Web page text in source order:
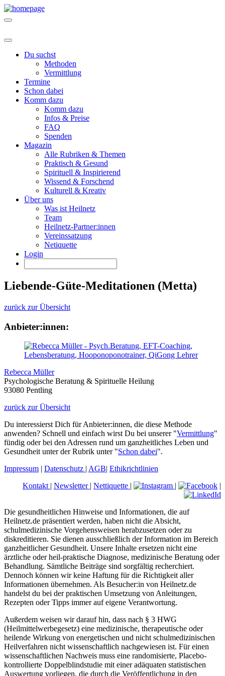
Du suchst
Methoden
Vermittlung
Termine
Schon dabei
Komm dazu
Komm dazu
Infos & Preise
FAQ
Spenden
Magazin
Alle Rubriken & Themen
Praktisch & Gesund
Spirituell & Inspirierend
Wissend & Forschend
Kulturell & Kreativ
Über uns
Was ist Heilnetz
Team
Heilnetz-Partner:innen
Vereinssatzung
Netiquette
Login
Liebende-Güte-Meditationen (Metta)
zurück zur Übersicht
Anbieter:innen:
Rebecca Müller
Psychologische Beratung & Spirituelle Heilung
93080 Pentling
zurück zur Übersicht
Du interessierst Dich für Anbieter:innen, die diese Methode
anwenden? Schnell und einfach wirst Du bei unserer "Vermittlung"
fündig oder bei den Adressen rund um ganzheitliches Leben und
Gesundheit unter der Rubrik unter "Schon dabei".
Impressum | Datenschutz | AGB| Ethikrichtlinien
Kontakt | Newsletter | Nettiquette | | |
Die gesundheitlichen Hinweise und Informationen, die auf
Heilnetz.de präsentiert werden, haben nicht die Absicht,
schulmedizinische Vorgehensweisen herabzusetzen oder zu
diskreditieren. Sie dienen ausschließlich der Information im Bereich
ganzheitlicher Gesundheit. Unsere Inhalte ersetzen nicht eine
ärztliche oder heil-praktische Diagnose, medizinische Beratung oder
Behandlung. Sämtliche Beiträge sind sorgfältig recherchiert.
Dennoch können wir keine Haftung für die Richtigkeit aller
Informationen übernehmen. Als Besucher:in von Heilnetz.de
handelst du bei der praktischen Umsetzung von Anleitungen,
Rezepten oder Tipps immer auf eigene Verantwortung.
Außerdem weisen wir darauf hin, dass nach § 3 HWG
(Heilmittelwerbegesetz) eine medizinische, therapeutische oder
heilende Wirkung von energetischen und nicht schulmedizinischen
Heilverfahren nicht wissenschaftlich nachgewiesen ist. Für einen
wissenschaftlichen Nachweis muss eine randomisierte, Placebo-
kontrollierte Doppelblindstudie mit einer adäquaten statistischen
Auswertung vorliegen, die durch die Veröffentlichung in den